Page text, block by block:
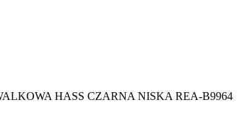
HASS CZARNA NISKA REA-B9964